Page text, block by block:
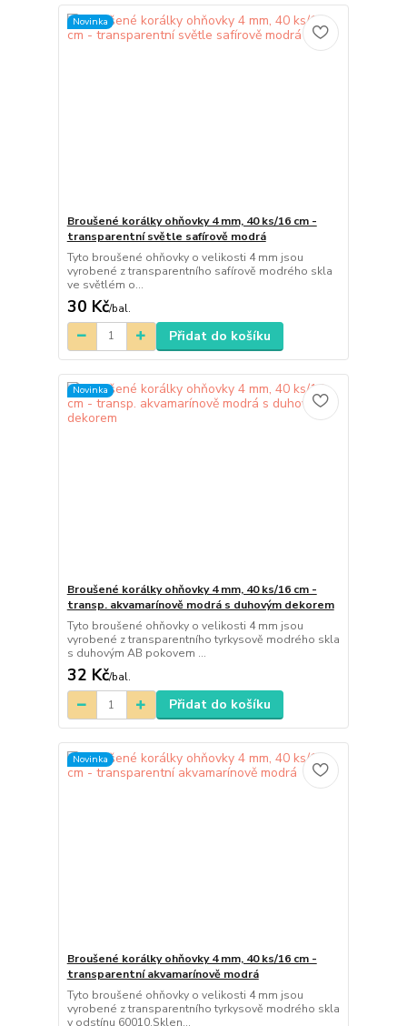
Novinka
Broušené korálky ohňovky 4 mm, 40 ks/16 cm -
transparentní světle safírově modrá
Tyto broušené ohňovky o velikosti 4 mm jsou
vyrobené z transparentního safírově modrého skla
ve světlém o...
30 Kč/bal.
Přidat do košíku
Novinka
Broušené korálky ohňovky 4 mm, 40 ks/16 cm -
transp. akvamarínově modrá s duhovým dekorem
Tyto broušené ohňovky o velikosti 4 mm jsou
vyrobené z transparentního tyrkysově modrého skla
s duhovým AB pokovem ...
32 Kč/bal.
Přidat do košíku
Novinka
Broušené korálky ohňovky 4 mm, 40 ks/16 cm -
transparentní akvamarínově modrá
Tyto broušené ohňovky o velikosti 4 mm jsou
vyrobené z transparentního tyrkysově modrého skla
v odstínu 60010.Sklen...